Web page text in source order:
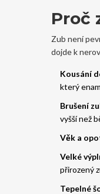
Proč
Zub není
dojde k
Kousání
který
Brušení
vyšší než
Věk a
Velké
přirozený
Tepelné